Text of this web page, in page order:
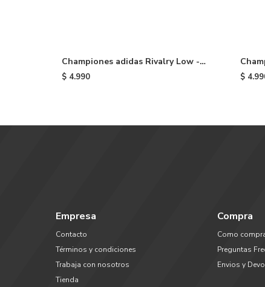
Championes adidas Rivalry Low -
Black
$ 4.990
Navy
$
Empresa
Contacto
Términos y condiciones
Trabaja con nosotros
Tienda
Compra
Como
Preguntas
Envios y